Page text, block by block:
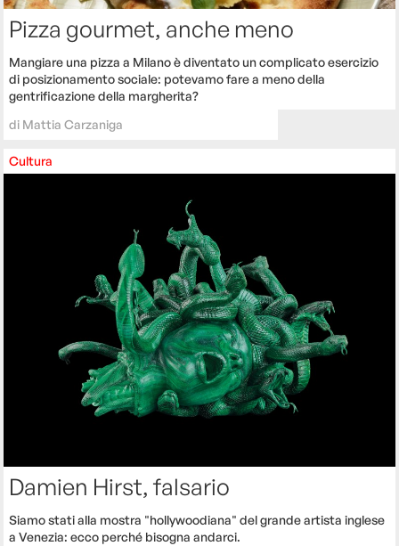
Pizza gourmet, anche meno
Mangiare una pizza a Milano è diventato un complicato esercizio
di posizionamento sociale: potevamo fare a meno della
gentrificazione della margherita?
di Mattia Carzaniga
Cultura
Damien Hirst, falsario
Siamo stati alla mostra "hollywoodiana" del grande artista inglese
a Venezia: ecco perché bisogna andarci.